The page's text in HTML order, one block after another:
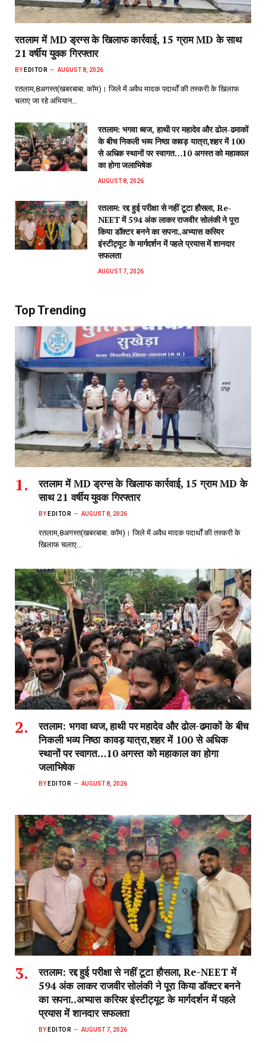
रतलाम में MD ड्रग्स के खिलाफ कार्रवाई, 15 ग्राम MD के साथ
21 वर्षीय युवक गिरफ्तार
BY EDITOR AUGUST 8, 2026
रतलाम,8अगस्त(खबरबाबा. कॉम)। जिले में अवैध मादक पदार्थों की तस्करी के खिलाफ
चलाए जा रहे अभियान…
रतलाम: भगवा ध्वज, हाथी पर महादेव और ढोल-ढमाकों
के बीच निकली भव्य निष्ठा कावड़ यात्रा,शहर में 100
से अधिक स्थानों पर स्वागत…10 अगस्त को महाकाल
का होगा जलाभिषेक
AUGUST 8, 2026
रतलाम: रद्द हुई परीक्षा से नहीं टूटा हौसला, Re-
NEET में 594 अंक लाकर राजवीर सोलंकी ने पूरा
किया डॉक्टर बनने का सपना..अभ्यास करियर
इंस्टीट्यूट के मार्गदर्शन में पहले प्रयास में शानदार
सफलता
AUGUST 7, 2026
Top Trending
रतलाम में MD ड्रग्स के खिलाफ कार्रवाई, 15 ग्राम MD के
साथ 21 वर्षीय युवक गिरफ्तार
BY EDITOR AUGUST 8, 2026
रतलाम,8अगस्त(खबरबाबा. कॉम)। जिले में अवैध मादक पदार्थों की तस्करी के
खिलाफ चलाए…
रतलाम: भगवा ध्वज, हाथी पर महादेव और ढोल-ढमाकों के बीच
निकली भव्य निष्ठा कावड़ यात्रा,शहर में 100 से अधिक
स्थानों पर स्वागत…10 अगस्त को महाकाल का होगा
जलाभिषेक
BY EDITOR AUGUST 8, 2026
रतलाम: रद्द हुई परीक्षा से नहीं टूटा हौसला, Re-NEET में
594 अंक लाकर राजवीर सोलंकी ने पूरा किया डॉक्टर बनने
का सपना..अभ्यास करियर इंस्टीट्यूट के मार्गदर्शन में पहले
प्रयास में शानदार सफलता
BY EDITOR AUGUST 7, 2026